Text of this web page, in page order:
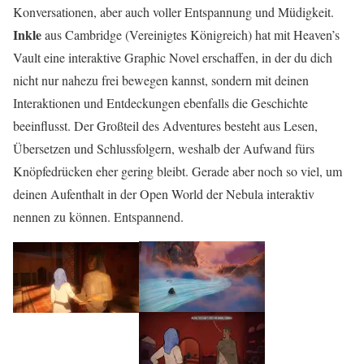
Konversationen, aber auch voller Entspannung und Müdigkeit.
Inkleaus Cambridge (Vereinigtes Königreich) hat mit Heaven’s
Vault eine interaktive Graphic Novel erschaffen, in der du dich
nicht nur nahezu frei bewegen kannst, sondern mit deinen
Interaktionen und Entdeckungen ebenfalls die Geschichte
beeinflusst. Der Großteil des Adventures besteht aus Lesen,
Übersetzen und Schlussfolgern, weshalb der Aufwand fürs
Knöpfedrücken eher gering bleibt. Gerade aber noch so viel, um
deinen Aufenthalt in der Open World der Nebula interaktiv
nennen zu können. Entspannend.